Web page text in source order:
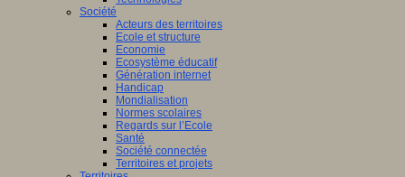
Société
Acteurs des territoires
Ecole et structure
Economie
Ecosystème éducatif
Génération internet
Handicap
Mondialisation
Normes scolaires
Regards sur l’Ecole
Santé
Société connectée
Territoires et projets